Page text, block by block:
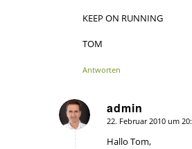
KEEP ON RUNNING
TOM
Antworten
admin
sagte:
22. Februar 2010 um
Hallo Tom,